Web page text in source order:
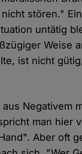
stören."
untätig
Weise
ist nicht
Negativem
man hier
Aber oft